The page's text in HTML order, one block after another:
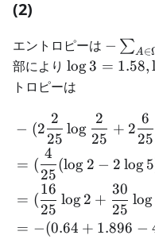
(2)
エントロピーは -
− ∑A∈
部により \log3
=
\log5
=
2.32
log3 = 1.58,
トロピーは
− (2
25
2
log
25
2
+ 2
25
6
= (
25
4
(log 2 − 2 log5
= (
25
16
log 2 +
25
30
log
= −(0.64 + 1.896 −